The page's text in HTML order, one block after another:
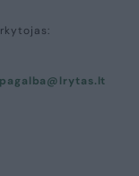
pagalba@lrytas.lt